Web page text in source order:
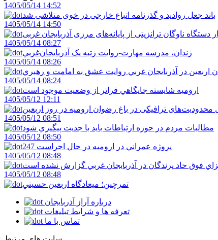
1405/05/14 14:52
باند جعل روادید و گذرنامه اتباع خارجی در خوی متلاشی شد
1405/05/14 14:50
1405/05/14 08:27
زندان، مدرسه مهارت-روايت رتبه يک آذربايجان‌غربي
1405/05/14 08:26
اربعين در آذربايجان غربي روايت عشق به امامت و رهبري
1405/05/14 08:24
اروميه شايسته جايگاهي فراتر از وضعيت موجود است
1405/05/12 12:11
محدودیت‌های ترافیکی در باغ رضوان ارومیه در روز اربعین
1405/05/12 08:51
مطالبات مردم در حوزه ارتباطات بايد با جديت پيگيري شود
1405/05/12 08:50
247 پروژه عمراني در اروميه در حال اجراست
1405/05/12 08:48
فوق حاد پرندگان در آذربايجان غربي گزارش نشده است
1405/05/12 08:48
تمرچين؛ ميعادگاه اربعين حسيني
درباره آراز آذربایجان
تعرفه ها و شرایط تبلیغات
تماس با ما